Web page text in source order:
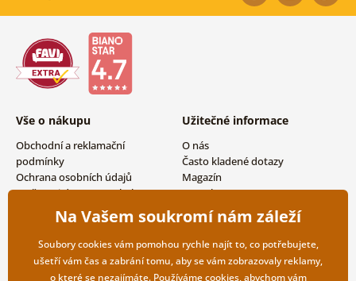
Vše o nákupu
Obchodní a reklamační
podmínky
Ochrana osobních údajů
Možnosti dopravy a platby
Vrácení zboží
Užitečné informace
O nás
Často kladené dotazy
Magazín
Kontakty
Velkoobchodní spolupráce
Na Vašem soukromí nám záleží
Soubory cookies vám pomohou rychle najít to, co potřebujete,
ušetří vám čas a zabrání tomu, aby se vám zobrazovaly reklamy,
o které se nezajímáte. Používámecookies, abychom vám